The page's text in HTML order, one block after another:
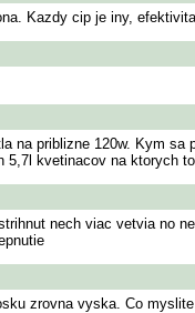
Kazdy cip je iny,
priblizne 120w. Kym
5,7l kvetinacov na ktorych
nech viac vetvia no
zrovna vyska. Co